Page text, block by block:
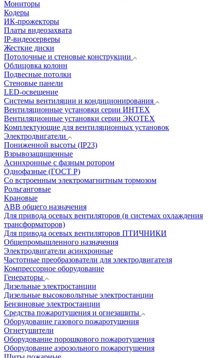
Мониторы
Кодеры
ИК-прожекторы
Платы видеозахвата
IP-видеосерверы
Жесткие диски
Потолочные и стеновые конструкции
Облицовка колонн
Подвесные потолки
Стеновые панели
LED-освещение
Системы вентиляции и кондиционирования
Вентиляционные установки серии ИНТЕХ
Вентиляционные установки серии ЭКОТЕХ
Комплектующие для вентиляционных установок
Электродвигатели
Пониженной высоты (IP23)
Взрывозащищенные
Асинхронные с фазным ротором
Однофазные (ГОСТ Р)
Со встроенным электромагнитным тормозом
Рольганговые
Крановые
АВВ общего назначения
Для привода осевых вентиляторов (в системах охлаждения
трансформаторов)
Для привода осевых вентиляторов ПТИЧНИКИ
Общепромышленного назначения
Электродвигатели асинхронные
Частотные преобразователи для электродвигателя
Компрессорное оборудование
Генераторы
Дизельные электростанции
Дизельные высоковольтные электростанции
Бензиновые электростанции
Средства пожаротушения и огнезащиты
Оборудование газового пожаротушения
Огнетушители
Оборудование порошкового пожаротушения
Оборудование аэрозольного пожаротушения